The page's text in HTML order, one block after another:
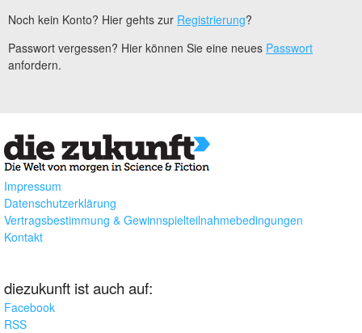
Noch kein Konto? Hier gehts zur Registrierung?
Passwort vergessen? Hier können Sie eine neues Passwort
anfordern.
Impressum
Datenschutzerklärung
Vertragsbestimmung & Gewinnspielteilnahmebedingungen
Kontakt
diezukunft ist auch auf:
Facebook
RSS